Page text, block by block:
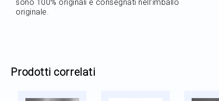
sono 100% originali e consegnati nell’imballo
originale.
Prodotti correlati